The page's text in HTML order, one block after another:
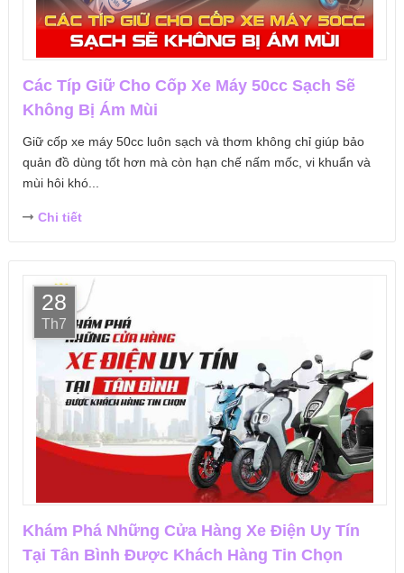
Các Típ Giữ Cho Cốp Xe Máy 50cc Sạch Sẽ
Không Bị Ám Mùi
Giữ cốp xe máy 50cc luôn sạch và thơm không chỉ giúp bảo
quản đồ dùng tốt hơn mà còn hạn chế nấm mốc, vi khuẩn và
mùi hôi khó...
Chi tiết
28
Th7
Khám Phá Những Cửa Hàng Xe Điện Uy Tín
Tại Tân Bình Được Khách Hàng Tin Chọn